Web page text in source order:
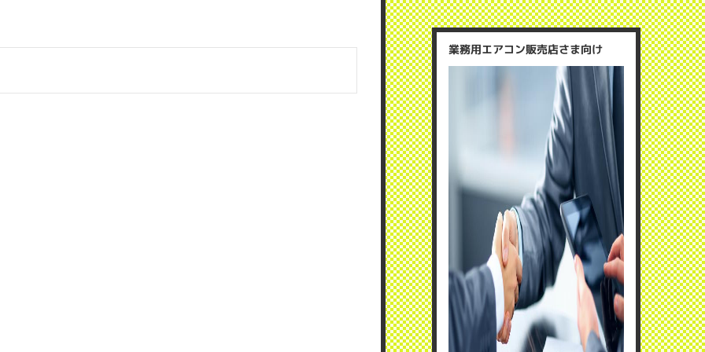
業務用エアコン販売店さま向け